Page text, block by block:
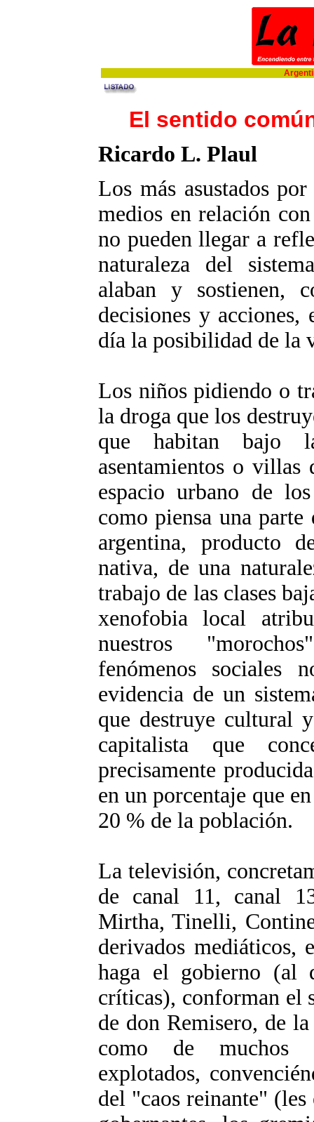
El sentido
Ricardo L. Plaul
Los más asustados
medios en relación
no pueden llegar a
naturaleza del
alaban y sostienen,
decisiones y
día la posibilidad de la
Los niños pidiendo o
la droga que los
que habitan bajo
asentamientos o villas
espacio urbano de
como piensa una
argentina, producto
nativa, de una
trabajo de las clases
xenofobia local
nuestros
fenómenos sociales
evidencia de un
que destruye cultural
capitalista que
precisamente
en un porcentaje que
20 % de la población.
La televisión,
de canal 11, canal
Mirtha, Tinelli,
derivados mediáticos,
haga el gobierno (al
críticas), conforman el
de don Remisero, de
como de muchos
explotados,
del "caos reinante" (les